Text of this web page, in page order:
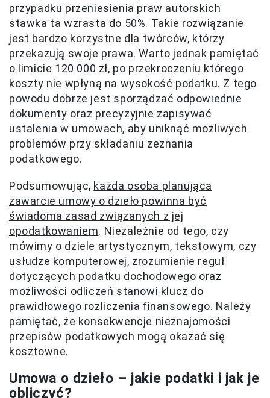
przypadku przeniesienia praw autorskich
stawka ta wzrasta do 50%. Takie rozwiązanie
jest bardzo korzystne dla twórców, którzy
przekazują swoje prawa. Warto jednak pamiętać
o limicie 120 000 zł, po przekroczeniu którego
koszty nie wpłyną na wysokość podatku. Z tego
powodu dobrze jest sporządzać odpowiednie
dokumenty oraz precyzyjnie zapisywać
ustalenia w umowach, aby uniknąć możliwych
problemów przy składaniu zeznania
podatkowego.
Podsumowując, każda osoba planująca
zawarcie umowy o dzieło powinna być
świadoma zasad związanych z jej
opodatkowaniem. Niezależnie od tego, czy
mówimy o dziele artystycznym, tekstowym, czy
usłudze komputerowej, zrozumienie reguł
dotyczących podatku dochodowego oraz
możliwości odliczeń stanowi klucz do
prawidłowego rozliczenia finansowego. Należy
pamiętać, że konsekwencje nieznajomości
przepisów podatkowych mogą okazać się
kosztowne.
Umowa o dzieło – jakie podatki i jak je
obliczyć?